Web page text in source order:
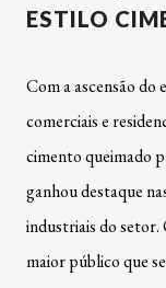
ESTILO
Com a ascensão do
comerciais e
cimento queimado
ganhou destaque
industriais do
maior público que